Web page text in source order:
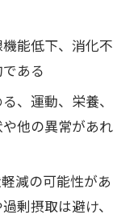
能低下、消化不
ある
、運動、栄養、
他の異常があれ
減の可能性があ
剰摂取は避け、